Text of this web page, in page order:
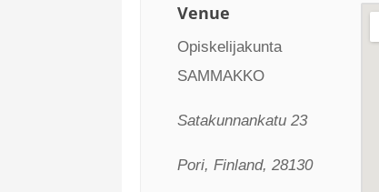
Venue
Opiskelijakunta
SAMMAKKO
Satakunnankatu 23
Pori, Finland, 28130